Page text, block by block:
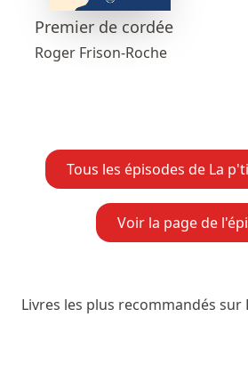
Premier de cordée
Roger Frison-Roche
Tous les épisodes de La
Voir la page de
Livres les plus recommandés